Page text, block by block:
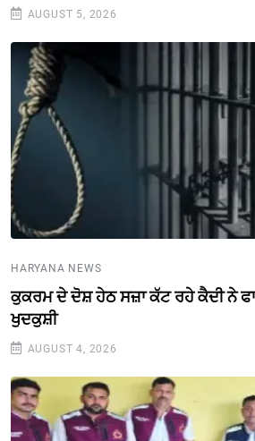
AUGUST 5, 2026
HARYANA NEWS
ਕੁਕਰਮ ਦੇ ਦੋਸ਼ ਹੇਠ ਸਜ਼ਾ ਕੱਟ ਰਹੇ ਕੈਦੀ ਨੇ
ਖੁਦਕੁਸ਼ੀ
AUGUST 4, 2026